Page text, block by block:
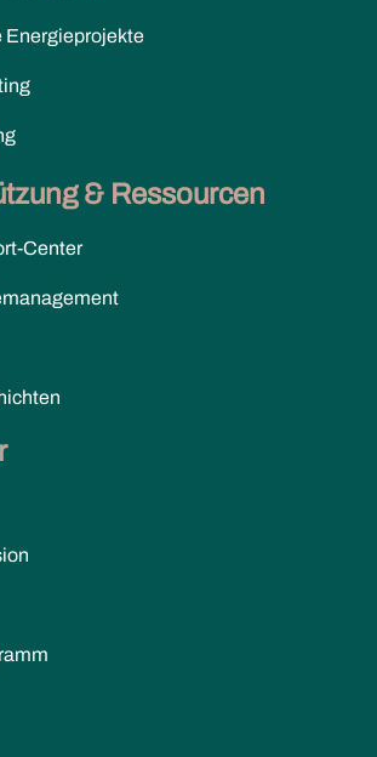
Energieprojekte
& Ressourcen
Center